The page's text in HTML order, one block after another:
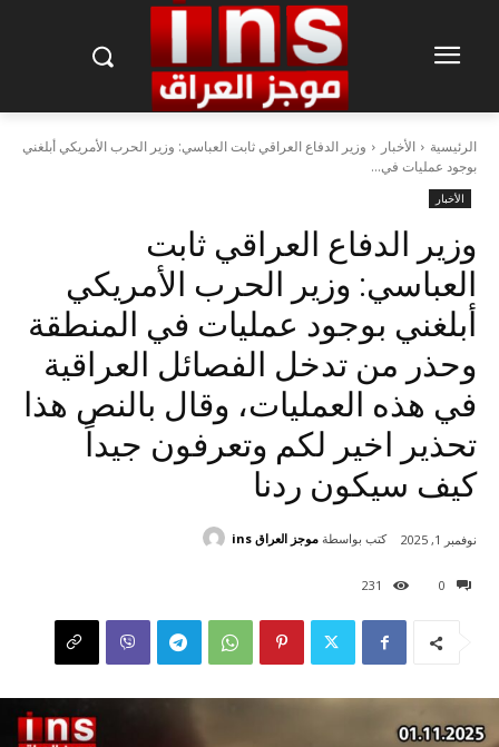
الرئيسية الأخبار
وزير الدفاع العراقي ثابت العباسي: وزير الحرب الأمريكي أبلغني
بوجود عمليات في...
الأخبار
وزير الدفاع العراقي ثابت
العباسي: وزير الحرب الأمريكي
أبلغني بوجود عمليات في المنطقة
وحذر من تدخل الفصائل العراقية
في هذه العمليات، وقال بالنص هذا
تحذير اخير لكم وتعرفون جيداً
كيف سيكون ردنا
0
231
نوفمبر 1, 2025 كتب بواسطة موجز العراق ins